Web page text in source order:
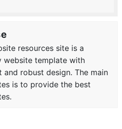
resources site is a
website template with
robust design. The main
is to provide the best